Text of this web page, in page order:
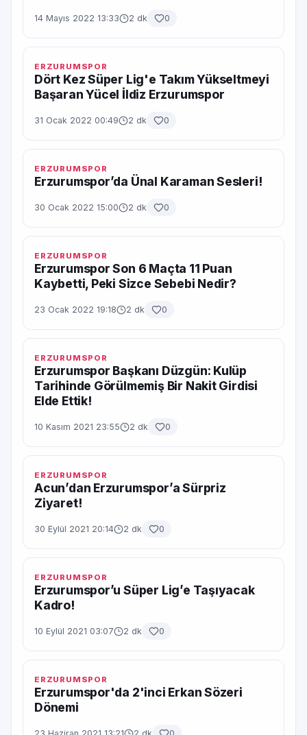
14 Mayıs 2022 13:33 2 dk 0
ERZURUMSPOR
Dört Kez Süper Lig'e Takım Yükseltmeyi
Başaran Yücel İldiz Erzurumspor
31 Ocak 2022 00:49 2 dk 0
ERZURUMSPOR
Erzurumspor’da Ünal Karaman Sesleri!
30 Ocak 2022 15:00 2 dk 0
ERZURUMSPOR
Erzurumspor Son 6 Maçta 11 Puan
Kaybetti, Peki Sizce Sebebi Nedir?
23 Ocak 2022 19:18 2 dk 0
ERZURUMSPOR
Erzurumspor Başkanı Düzgün: Kulüp
Tarihinde Görülmemiş Bir Nakit Girdisi
Elde Ettik!
10 Kasım 2021 23:55 2 dk 0
ERZURUMSPOR
Acun’dan Erzurumspor’a Sürpriz
Ziyaret!
30 Eylül 2021 20:14 2 dk 0
ERZURUMSPOR
Erzurumspor’u Süper Lig’e Taşıyacak
Kadro!
10 Eylül 2021 03:07 2 dk 0
ERZURUMSPOR
Erzurumspor'da 2'inci Erkan Sözeri
Dönemi